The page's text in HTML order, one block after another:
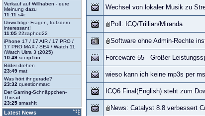
Wechsel von lokaler Musik zu
Poll: ICQ/Trillian/Miranda
Software ohne Admin-Rechte
Forceware 55 - Großer
wieso kann ich keine mp3s per
ICQ6 Final(English) steht zum
News: Catalyst 8.8 verbessert
Verkauf auf Willhaben - eure
Meinung dazu
11:11 s4c
Unwichtige Fragen, trotzdem
interessant!
11:05 22zaphod22
iPhone 17 / 17 AIR / 17 PRO /
17 PRO MAX / SE4 / Watch 11
/Watch Ultra 3 (2025)
10:49 scorp1on
Bilder drehen
23:49 mat
Was hört ihr gerade?
23:32 questionmarc
Der Gaming-Schnäppchen-
Thread
23:25 smashIt
Latest News